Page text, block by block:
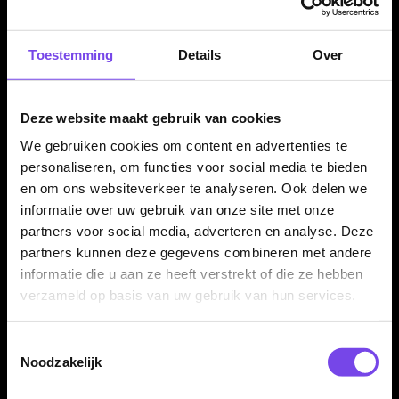
Toestemming Details Over
Deze website maakt gebruik van cookies
We gebruiken cookies om content en advertenties te
personaliseren, om functies voor social media te bieden
en om ons websiteverkeer te analyseren. Ook delen we
informatie over uw gebruik van onze site met onze
partners voor social media, adverteren en analyse. Deze
partners kunnen deze gegevens combineren met andere
informatie die u aan ze heeft verstrekt of die ze hebben
verzameld op basis van uw gebruik van hun services.
Noodzakelijk
Verkrijgbaar in 20, 22, 24 en 26 gram
een barrel lengte van 54.60 mm. De barrel width loopt per
gewicht op van 6.10 mm tot 6.60 mm.
Compleet geleverd met Red Dragon shafts en flights
De Red Dragon Javelin Spectron 85% dartpijlen worden
geleverd als complete set van drie dartpijlen, inclusief Red
Dragon shafts en Red Dragon flights. Daardoor kun je direct